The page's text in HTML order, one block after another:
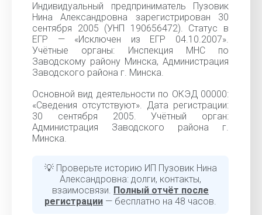
Индивидуальный предприниматель Пузовик
Нина Александровна зарегистрирован 30
сентября 2005 (УНП 190656472). Статус в
ЕГР — «Исключен из ЕГР 04.10.2007».
Учётные органы: Инспекция МНС по
Заводскому району Минска, Администрация
Заводского района г. Минска.
Основной вид деятельности по ОКЭД 00000:
«Cведения отсутствуют». Дата регистрации:
30 сентября 2005. Учётный орган:
Администрация Заводского района г.
Минска.
💡 Проверьте историю ИП Пузовик Нина
Александровна: долги, контакты,
взаимосвязи. Полный отчёт после
регистрации — бесплатно на 48 часов.